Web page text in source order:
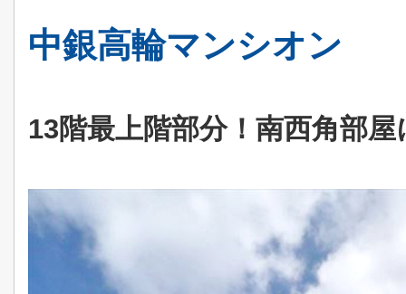
中銀高輪マンシオン
13階最上階部分！南西角部